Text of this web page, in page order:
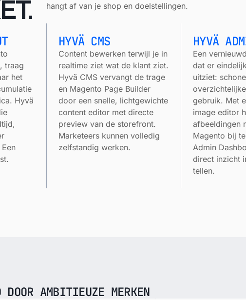
hangt af van je shop en doelstellingen.
traag
het
Hyvä
HYVÄ CMS
Content bewerken terwijl je in
realtime ziet wat de klant ziet.
Hyvä CMS vervangt de trage
en Magento Page Builder
door een snelle, lichtgewichte
content editor met directe
preview van de storefront.
Marketeers kunnen volledig
zelfstandig werken.
HYVÄ
Een
dat er
uitziet:
gebruik. Met
image editor
afbeeldingen
Magento bij
Admin
direct inzicht
tellen.
DOOR AMBITIEUZE MERKEN